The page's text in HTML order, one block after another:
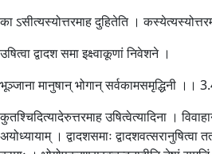
का ऽसीत्यस्योत्तरमाह दुहितेति ।
उषित्वा द्वादश समा इक्ष्वाकूणां निवेशने ।
भूञ्जाना मानुषान् भोगान् सर्वकामसमृद्धिनी ।।
कुतश्चिदित्यादेरुत्तरमाह उषित्वेत्यादिना ।
अयोध्यायाम् । द्वादशसमाः द्वादशवत्सरानुषित्वा